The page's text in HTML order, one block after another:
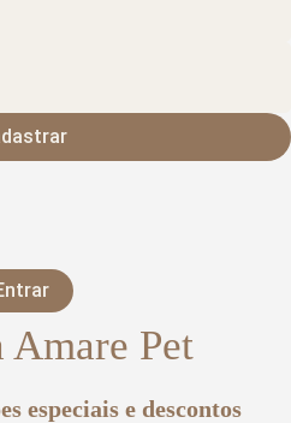
Amare Pet
especiais e descontos